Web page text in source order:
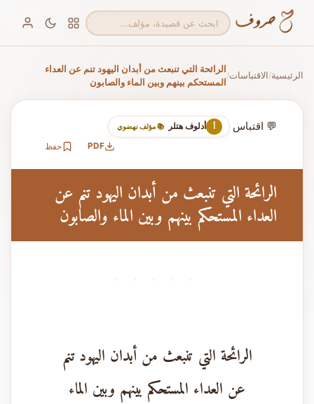
الرئيسية/الاقتباسات/
الرائحة التي تنبعث من أبدان اليهود تنم عن العداء
المستحكم بينهم وبين الماء والصابون
💬 اقتباس أ أدلوف هتلر 📚 مؤلف نهضوي
PDF حفظ
الرائحة التي تنبعث من أبدان اليهود تنم عن
العداء المستحكم بينهم وبين الماء والصابون
· · · · ·
الرائحة التي تنبعث من أبدان اليهود تنم
عن العداء المستحكم بينهم وبين الماء